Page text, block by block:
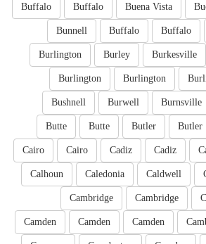
Buena Vista
Buffalo
Buffalo
Buffalo
Buffalo
Bunnell
Burkesville
Burley
Burlington
Burlington
Burlington
Burnsville
Burwell
Bushnell
Butler
Butler
Butte
Butte
Cadiz
Cadiz
Cairo
Cairo
Caldwell
Caledonia
Calhoun
Cambridge
Cambridge
Camden
Camden
Camden